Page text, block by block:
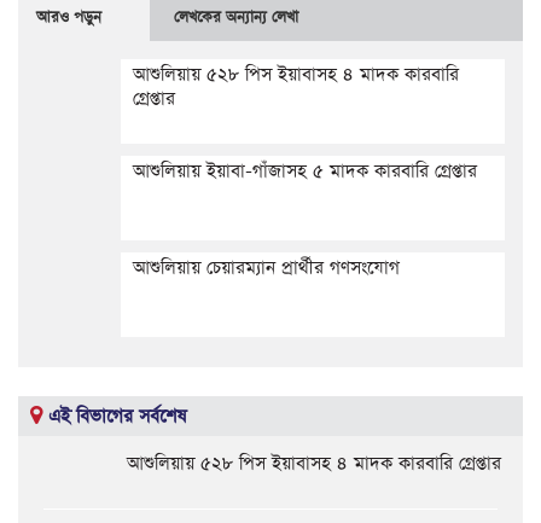
আরও পড়ুন লেখকের অন্যান্য লেখা
আশুলিয়ায় ৫২৮ পিস ইয়াবাসহ ৪ মাদক কারবারি
গ্রেপ্তার
আশুলিয়ায় ইয়াবা-গাঁজাসহ ৫ মাদক কারবারি গ্রেপ্তার
আশুলিয়ায় চেয়ারম্যান প্রার্থীর গণসংযোগ
এই বিভাগের সর্বশেষ
আশুলিয়ায় ৫২৮ পিস ইয়াবাসহ ৪ মাদক কারবারি গ্রেপ্তার